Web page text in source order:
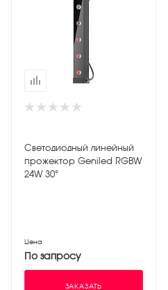
Светодиодный линейный
прожектор Geniled RGBW
24W 30°
Цена
По запросу
ЗАКАЗАТЬ